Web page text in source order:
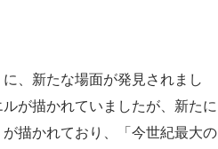
、新たな場面が発見されまし
が描かれていましたが、新たに
描かれており、「今世紀最大の